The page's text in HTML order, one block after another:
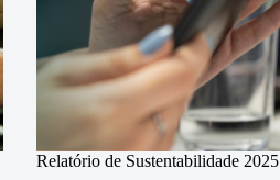
Relatório de Sustentabilidade 2025